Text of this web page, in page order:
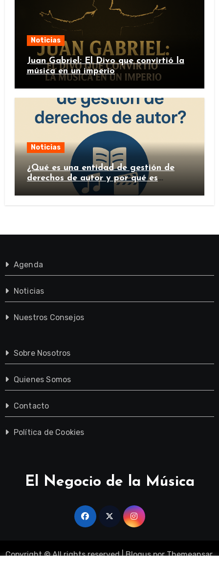
Noticias
Juan Gabriel: El Divo que convirtió la
música en un imperio
Noticias
¿Qué es una entidad de gestión de
derechos de autor y por qué es
importante?
Agenda
Noticias
Nuestros Consejos
Sobre Nosotros
Quienes Somos
Contacto
Política de Cookies
El Negocio de la Música
Copyright © All rights reserved |BlogusporThemeansar.